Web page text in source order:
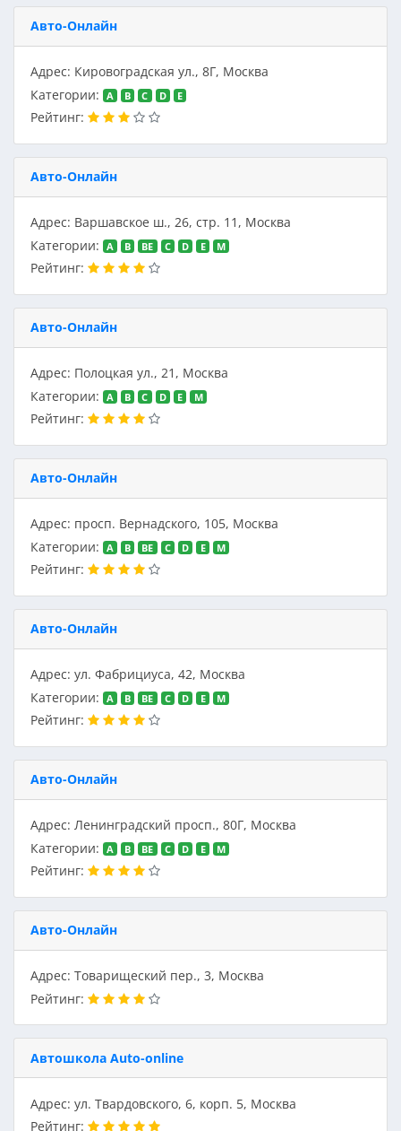
Авто-Онлайн
Адрес: Кировоградская ул., 8Г, Москва
Категории:
A B C D E
Рейтинг:
Авто-Онлайн
Адрес: Варшавское ш., 26, стр. 11, Москва
Категории:
A B BE C D E M
Рейтинг:
Авто-Онлайн
Адрес: Полоцкая ул., 21, Москва
Категории:
A B C D E M
Рейтинг:
Авто-Онлайн
Адрес: просп. Вернадского, 105, Москва
Категории:
A B BE C D E M
Рейтинг:
Авто-Онлайн
Адрес: ул. Фабрициуса, 42, Москва
Категории:
A B BE C D E M
Рейтинг:
Авто-Онлайн
Адрес: Ленинградский просп., 80Г, Москва
Категории:
A B BE C D E M
Рейтинг:
Авто-Онлайн
Адрес: Товарищеский пер., 3, Москва
Рейтинг:
Автошкола Auto-online
Адрес: ул. Твардовского, 6, корп. 5, Москва
Рейтинг: